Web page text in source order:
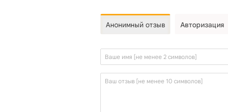
Анонимный отзыв Авторизация